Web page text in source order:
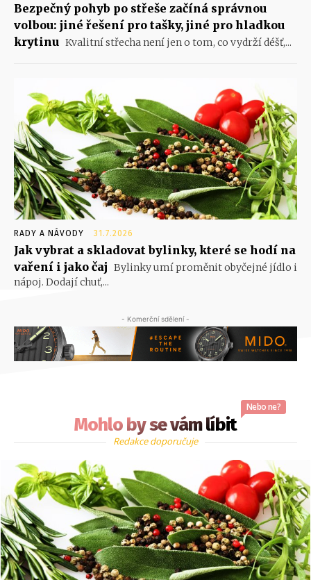
Bezpečný pohyb po střeše začíná správnou
volbou: jiné řešení pro tašky, jiné pro hladkou
krytinu Kvalitní střecha není jen o tom, co vydrží déšť,...
RADY A NÁVODY 31.7.2026
Jak vybrat a skladovat bylinky, které se hodí na
vaření i jako čaj Bylinky umí proměnit obyčejné jídlo i
nápoj. Dodají chuť,...
- Komerční sdělení -
Mohlo by se vám líbit
Nebo ne?
Redakce doporučuje